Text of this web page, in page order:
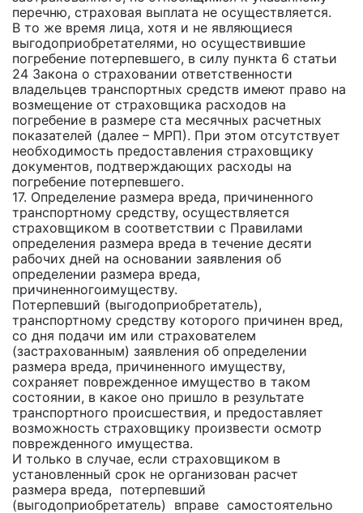
перечню, страховая выплата не осуществляется.
В то же время лица, хотя и не являющиеся
выгодоприобретателями, но осуществившие
погребение потерпевшего, в силу пункта 6 статьи
24 Закона о страховании ответственности
владельцев транспортных средств имеют право на
возмещение от страховщика расходов на
погребение в размере ста месячных расчетных
показателей (далее – МРП). При этом отсутствует
необходимость предоставления страховщику
документов, подтверждающих расходы на
погребение потерпевшего.
17. Определение размера вреда, причиненного
транспортному средству, осуществляется
страховщиком в соответствии с Правилами
определения размера вреда в течение десяти
рабочих дней на основании заявления об
определении размера вреда,
причиненногоимуществу.
Потерпевший (выгодоприобретатель),
транспортному средству которого причинен вред,
со дня подачи им или страхователем
(застрахованным) заявления об определении
размера вреда, причиненного имуществу,
сохраняет поврежденное имущество в таком
состоянии, в какое оно пришло в результате
транспортного происшествия, и предоставляет
возможность страховщику произвести осмотр
поврежденного имущества.
И только в случае, если страховщиком в
установленный срок не организован расчет
размера вреда, потерпевший
(выгодоприобретатель) вправе самостоятельно